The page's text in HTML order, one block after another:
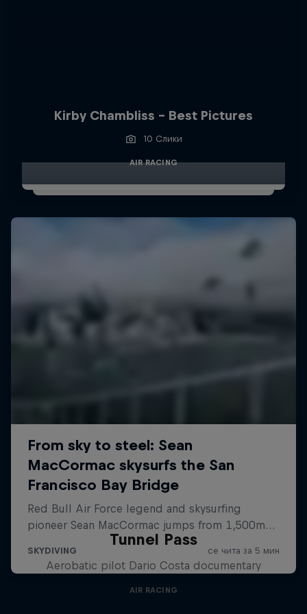
Kirby Chambliss - Best Pictures
10 Слики
AIR RACING
Tunnel Pass
Aerobatic pilot Dario Costa documentary
AIR RACING